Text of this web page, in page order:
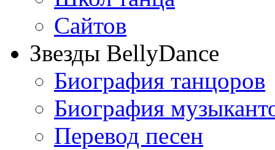
Сайтов
Звезды BellyDance
Биография танцоров
Биография
Перевод песен